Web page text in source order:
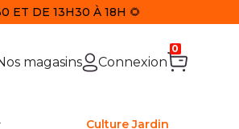
ET DE 13H30 À 18H 🌻
magasins Connexion
0
Culture Jardin